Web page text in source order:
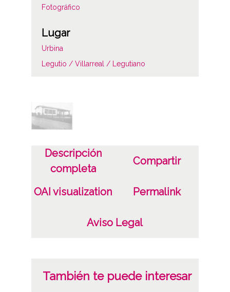
Fotográfico
Lugar
Urbina
Legutio / Villarreal / Legutiano
Eugenio Mora García
Notas
Licencia de las imágenes
CC BY-NC-SA 4.0
Descripción
completa
Compartir
OAI visualization Permalink
Aviso Legal
También te puede interesar